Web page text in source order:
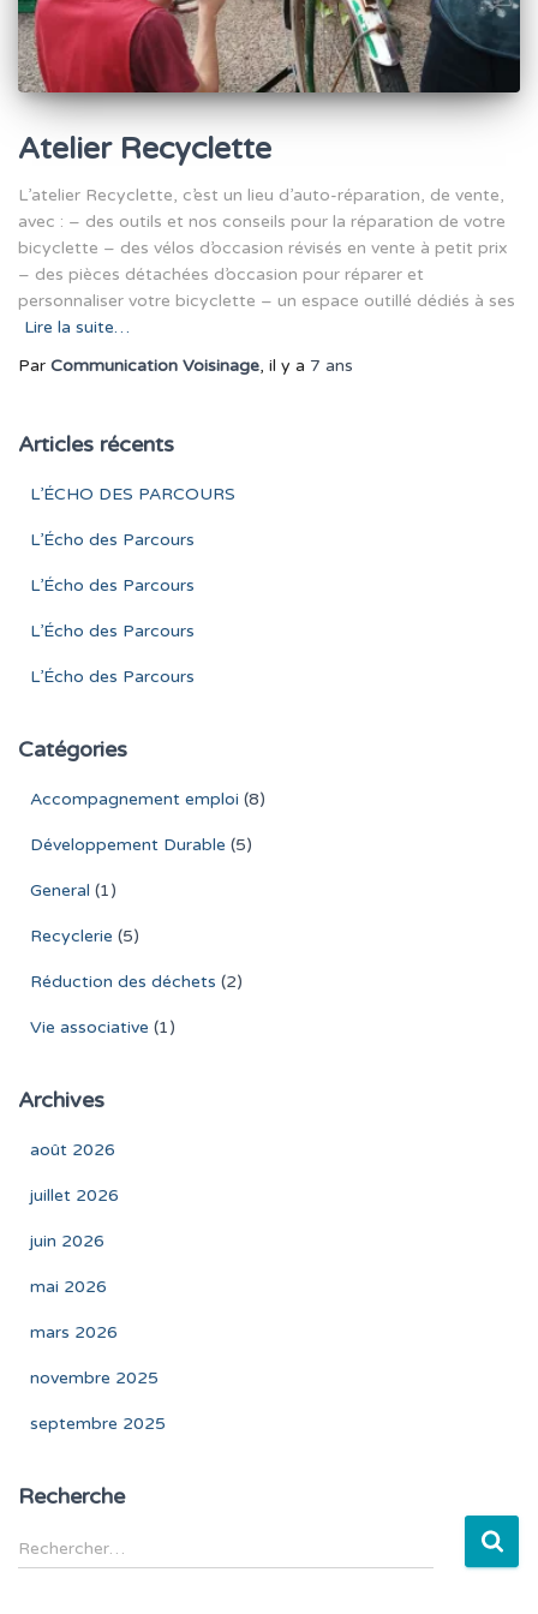
Atelier Recyclette
L’atelier Recyclette, c’est un lieu d’auto-réparation, de vente,
avec : – des outils et nos conseils pour la réparation de votre
bicyclette – des vélos d’occasion révisés en vente à petit prix
– des pièces détachées d’occasion pour réparer et
personnaliser votre bicyclette – un espace outillé dédiés à ses
Lire la suite…
Par Communication Voisinage, il y a 7 ans
Articles récents
L’ÉCHO DES PARCOURS
L’Écho des Parcours
L’Écho des Parcours
L’Écho des Parcours
L’Écho des Parcours
Catégories
Accompagnement emploi (8)
Développement Durable (5)
General (1)
Recyclerie (5)
Réduction des déchets (2)
Vie associative (1)
Archives
août 2026
juillet 2026
juin 2026
mai 2026
mars 2026
novembre 2025
septembre 2025
Recherche
e
Rechercher…